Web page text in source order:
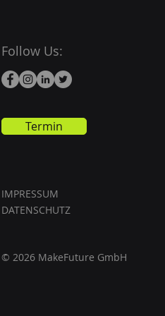
Follow Us:
Termin
IMPRESSUM
DATENSCHUTZ
© 2026 MakeFuture GmbH